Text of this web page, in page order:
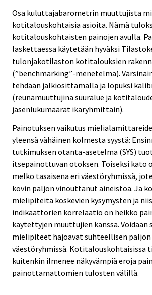
Osa kuluttajabarometrin muuttujista
kotitalouskohtaisia asioita. Nämä
kotitalouskohtaisten painojen avulla.
laskettaessa käytetään hyväksi
tulonjakotilaston kotitalouksien
(”benchmarking”-menetelmä).
tehdään jälkiosittamalla ja lopuksi
(reunamuuttujina suuralue ja
jäsenlukumäärät ikäryhmittäin).
Painotuksen vaikutus
yleensä vähäinen kolmesta syystä:
tutkimuksen otanta-asetelma (SYS)
itsepainottuvan otoksen. Toiseksi kato
melko tasaisena eri väestöryhmissä,
kovin paljon vinouttanut aineistoa. Ja
mielipiteitä koskevien kysymysten ja
indikaattorien korrelaatio on heikko
käytettyjen muuttujien kanssa. Voidaan
mielipiteet hajoavat suhteellisen
väestöryhmissä. Kotitalouskohtaisissa
kuitenkin ilmenee näkyvämpiä eroja
painottamattomien tulosten välillä.